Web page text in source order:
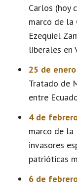
Carlos (hoy
marco de la
Ezequiel
liberales en
25 de enero
Tratado de
entre
4 de
marco de la
invasores
patrióticas
6 de